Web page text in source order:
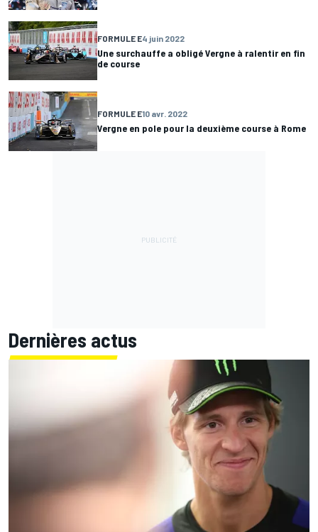
FORMULE E4 juin 2022
Une surchauffe a obligé Vergne à ralentir en fin
de course
FORMULE E10 avr. 2022
Vergne en pole pour la deuxième course à Rome
Dernières actus